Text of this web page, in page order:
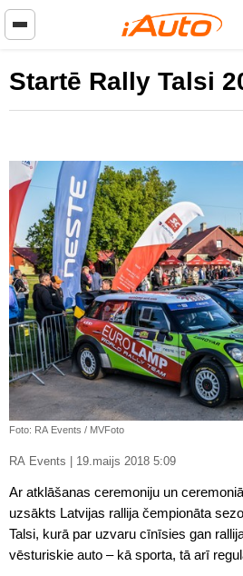
Startē Rally Talsi
Foto: RA Events / MVFoto
RA Events | 19.maijs 2018 5:09
Ar atklāšanas ceremoniju un
uzsākts Latvijas rallija čempionāta
Talsi, kurā par uzvaru cīnīsies gan
vēsturiskie auto – kā sporta, tā arī